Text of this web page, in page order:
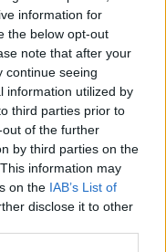
information for
the below opt-out
note that after your
continue seeing
information utilized by
third parties prior to
of the further
by third parties on the
information may
on the IAB’s List of
disclose it to other
gratis tutti i giorni
posta.